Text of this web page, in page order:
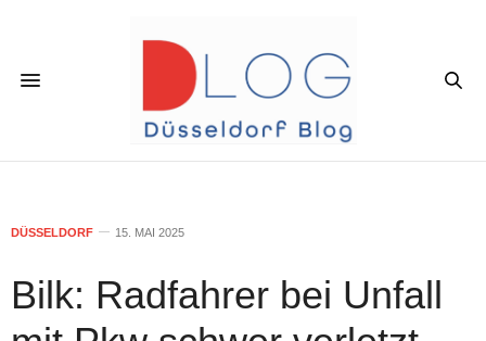
DÜSSELDORF 15. MAI 2025
Bilk: Radfahrer bei Unfall